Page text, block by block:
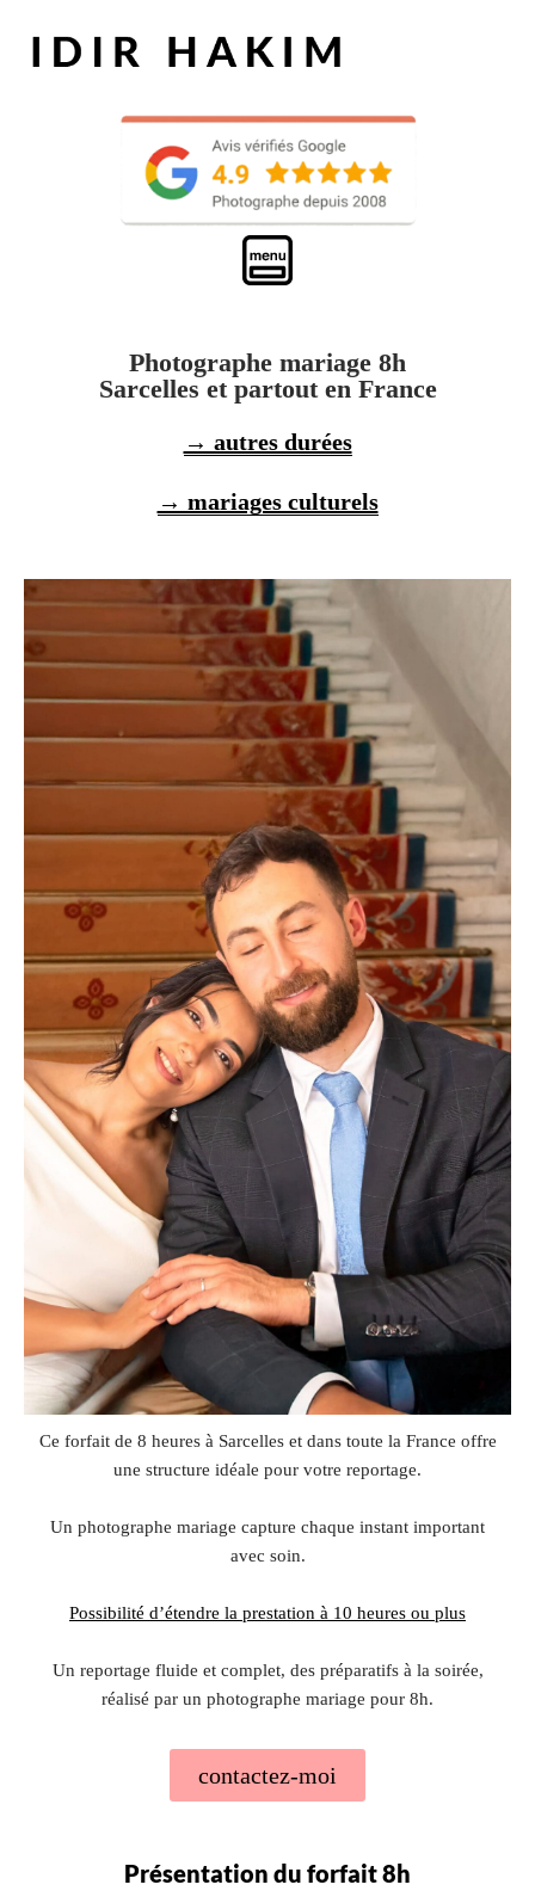
Photographe mariage 8h
Sarcelles et partout en France
→ autres durées
→ mariages culturels
Ce forfait de 8 heures à Sarcelles et dans toute la France offre
une structure idéale pour votre reportage.
Un photographe mariage capture chaque instant important
avec soin.
Possibilité d’étendre la prestation à 10 heures ou plus
Un reportage fluide et complet, des préparatifs à la soirée,
réalisé par un photographe mariage pour 8h.
contactez-moi
Présentation du forfait 8h